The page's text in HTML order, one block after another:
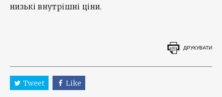
низькі внутрішні ціни.
ДРУКУВАТИ
Tweet Like